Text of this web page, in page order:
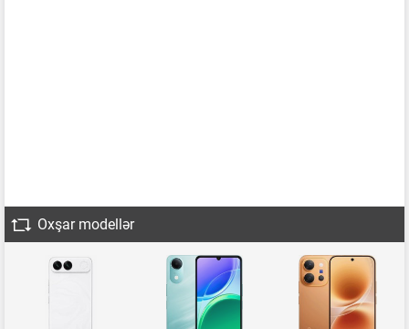
Oxşar modellər